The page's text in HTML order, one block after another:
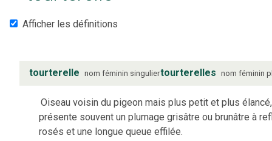
Afficher les définitions
tourterelle nom féminin singuliertourterelles nom féminin
Oiseau voisin du pigeon mais plus petit et plus
présente souvent un plumage grisâtre ou brunâtre à
rosés et une longue queue effilée.